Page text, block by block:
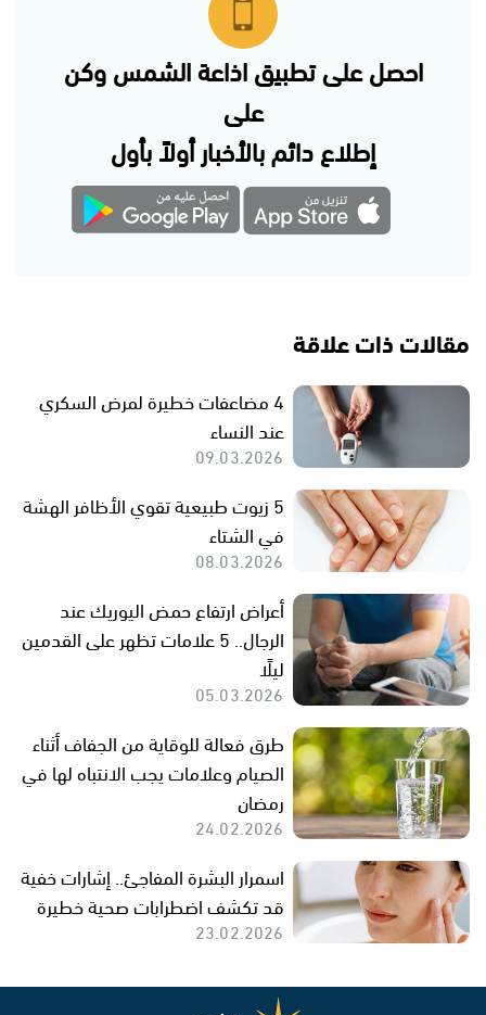
احصل على تطبيق اذاعة الشمس وكن
على
إطلاع دائم بالأخبار أولاً بأول
مقالات ذات علاقة
4 مضاعفات خطيرة لمرض السكري
عند النساء
09.03.2026
5 زيوت طبيعية تقوي الأظافر الهشة
في الشتاء
08.03.2026
أعراض ارتفاع حمض اليوريك عند
الرجال.. 5 علامات تظهر على القدمين
ليلًا
05.03.2026
طرق فعالة للوقاية من الجفاف أثناء
الصيام وعلامات يجب الانتباه لها في
رمضان
24.02.2026
اسمرار البشرة المفاجئ.. إشارات خفية
قد تكشف اضطرابات صحية خطيرة
23.02.2026